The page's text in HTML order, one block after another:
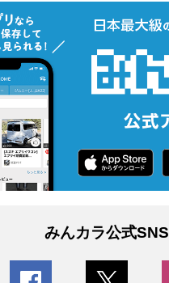
みんカラ公式SNS